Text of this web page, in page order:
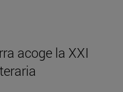
acoge la XXI